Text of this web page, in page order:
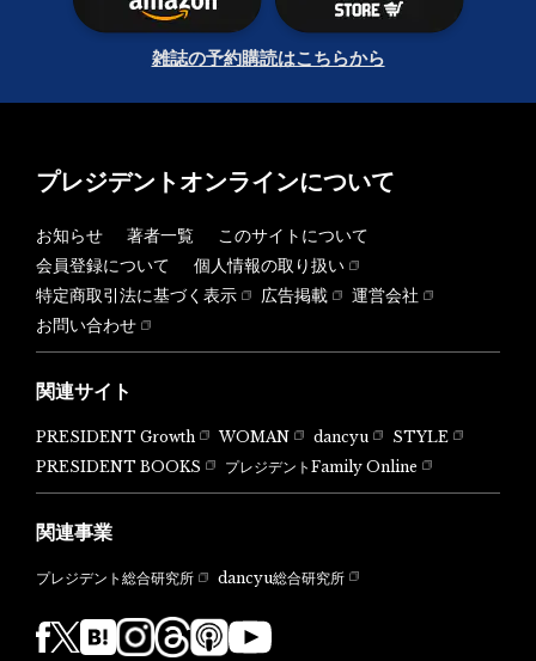
雑誌の予約購読はこちらから
プレジデントオンラインについて
お知らせ 著者一覧
このサイトについて
会員登録について
個人情報の取り扱い
特定商取引法に基づく表示
広告掲載
運営会社
お問い合わせ
関連サイト
PRESIDENT Growth WOMAN dancyu
STYLE
PRESIDENT BOOKS
プレジデントFamily Online
関連事業
プレジデント総合研究所 dancyu総合研究所